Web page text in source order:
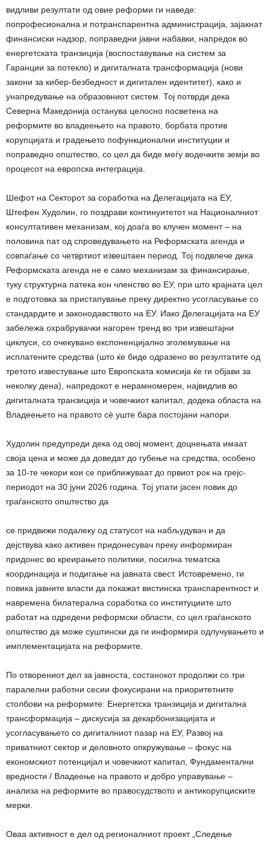
видливи резултати од овие реформи ги наведе:
попрофесионална и потранспарентна администрација, зајакнат
финансиски надзор, поправедни јавни набавки, напредок во
енергетската транзиција (воспоставување на систем за
Гаранции за потекло) и дигиталната трансформација (нови
закони за кибер-безбедност и дигитален идентитет), како и
унапредување на образовниот систем. Тој потврди дека
Северна Македонија останува целосно посветена на
реформите во владеењето на правото, борбата против
корупцијата и градењето пофункционални институции и
поправедно општество, со цел да биде меѓу водечките земји во
процесот на европска интеграција.
Шефот на Секторот за соработка на Делегацијата на ЕУ,
Штефен Худолин, го поздрави континуитетот на Националниот
консултативен механизам, кој доаѓа во клучен момент – на
половина пат од спроведувањето на Реформската агенда и
совпаѓање со четвртиот извештаен период. Тој подвлече дека
Реформската агенда не е само механизам за финансирање,
туку структурна патека кон членство во ЕУ, при што крајната цел
е подготовка за пристапување преку директно усогласување со
стандардите и законодавството на ЕУ. Иако Делегацијата на ЕУ
забележа охрабрувачки нагорен тренд во три извештајни
циклуси, со очекувано експоненцијално зголемување на
исплатените средства (што ќе биде одразено во резултатите од
третото известување што Европската комисија ќе ги објави за
неколку дена), напредокот е нерамномерен, највидлив во
дигиталната транзиција и човечкиот капитал, додека областа на
Владеењето на правото сè уште бара постојани напори.
Худолин предупреди дека од овој момент, доцнењата имаат
своја цена и може да доведат до губење на средства, особено
за 10-те чекори кои се приближуваат до првиот рок на грејс-
периодот на 30 јуни 2026 година. Тој упати јасен повик до
граѓанското општество да
се придвижи подалеку од статусот на набљудувач и да
дејствува како активен придонесувач преку информиран
придонес во креирањето политики, посилна тематска
координација и подигање на јавната свест. Истовремено, ги
повика јавните власти да покажат вистинска транспарентност и
навремена билатерална соработка со институциите што
работат на одредени реформски области, со цел граѓанското
општество да може суштински да ги информира одлучувањето и
имплементацијата на реформите.
По отворениот дел за јавноста, состанокот продолжи со три
паралелни работни сесии фокусирани на приоритетните
столбови на реформите: Енергетска транзиција и дигитална
трансформација – дискусија за декарбонизацијата и
усогласувањето со дигиталниот пазар на ЕУ, Развој на
приватниот сектор и деловното опкружување – фокус на
економскиот потенцијал и човечкиот капитал, Фундаментални
вредности / Владеење на правото и добро управување –
анализа на реформите во правосудството и антикорупциските
мерки.
Оваа активност е дел од регионалниот проект „Следење